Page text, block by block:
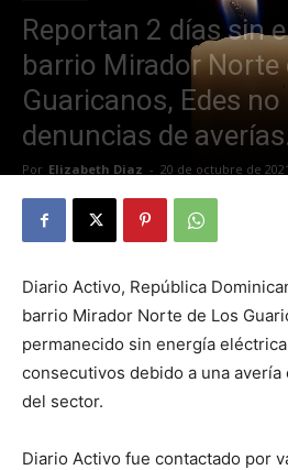
Reportan 2 días sin
barrio Mirador Norte
Guaricanos, Edes
denuncias de averías.
Por Elizabeth Diaz - 20 de octubre de 2021
Diario Activo, República
barrio Mirador Norte de Los
permanecido sin energía
consecutivos debido a una
del sector.
Diario Activo fue contactado por